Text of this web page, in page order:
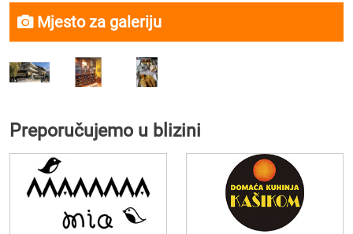
Mjesto za galeriju
Preporučujemo u blizini